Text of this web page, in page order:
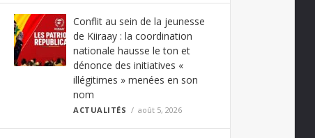
Conflit au sein de la jeunesse
de Kiiraay : la coordination
nationale hausse le ton et
dénonce des initiatives «
illégitimes » menées en son
nom
ACTUALITÉS août 5, 2026